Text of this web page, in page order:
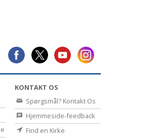
KONTAKT OS
Spørgsmål? Kontakt Os
Hjemmeside-feedback
Find en Kirke